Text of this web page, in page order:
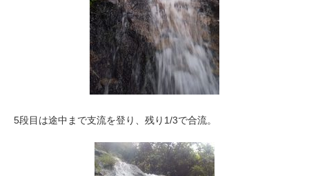
5段目は途中まで支流を登り、残り1/3で合流。